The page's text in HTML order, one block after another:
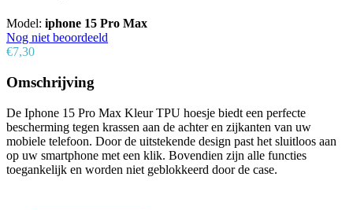
Model: iphone 15 Pro Max
Nog niet beoordeeld
€7,30
Omschrijving
De Iphone 15 Pro Max Kleur TPU hoesje biedt een perfecte
bescherming tegen krassen aan de achter en zijkanten van uw
mobiele telefoon. Door de uitstekende design past het sluitloos aan
op uw smartphone met een klik. Bovendien zijn alle functies
toegankelijk en worden niet geblokkeerd door de case.